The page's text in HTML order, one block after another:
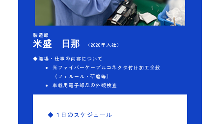
製造部
米盛 日那
（2020年入社）
◆職場・仕事の内容について
光ファイバーケーブルコネクタ付け加工全般
（フェルール・研磨等）
車載用電子部品の外観検査
◆１日のスケジュール